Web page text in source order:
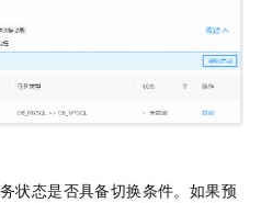
状态是否具备切换条件。如果预